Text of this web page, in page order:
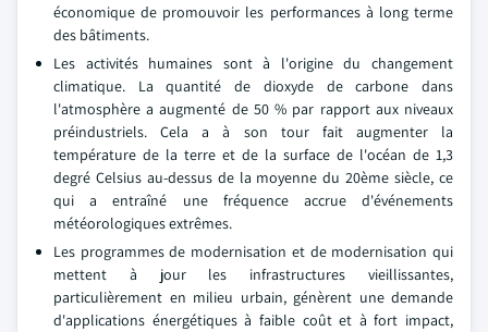
économique de promouvoir les performances à long terme
des bâtiments.
Les activités humaines sont à l'origine du changement
climatique. La quantité de dioxyde de carbone dans
l'atmosphère a augmenté de 50 % par rapport aux niveaux
préindustriels. Cela a à son tour fait augmenter la
température de la terre et de la surface de l'océan de 1,3
degré Celsius au-dessus de la moyenne du 20ème siècle, ce
qui a entraîné une fréquence accrue d'événements
météorologiques extrêmes.
Les programmes de modernisation et de modernisation qui
mettent à jour les infrastructures vieillissantes,
particulièrement en milieu urbain, génèrent une demande
d'applications énergétiques à faible coût et à fort impact,